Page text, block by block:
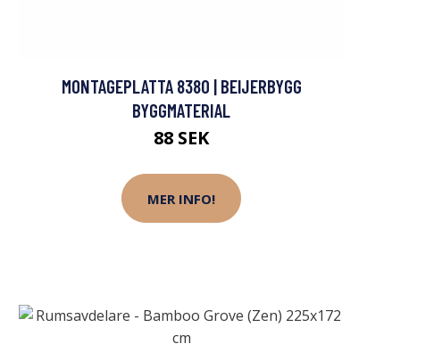
MONTAGEPLATTA 8380 | BEIJERBYGG
BYGGMATERIAL
88 SEK
MER INFO!